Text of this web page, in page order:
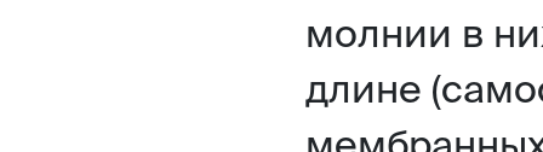
молнии в
длине